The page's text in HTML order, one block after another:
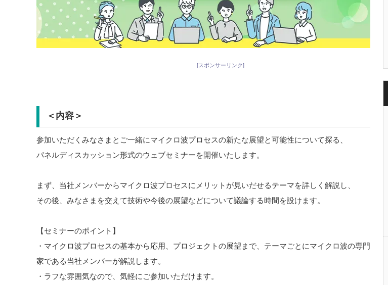
[スポンサーリンク]
＜内容＞
参加いただくみなさまとご一緒にマイクロ波プロセスの新たな展望と可能性について探る、
パネルディスカッション形式のウェブセミナーを開催いたします。
まず、当社メンバーからマイクロ波プロセスにメリットが見いだせるテーマを詳しく解説し、
その後、みなさまを交えて技術や今後の展望などについて議論する時間を設けます。
【セミナーのポイント】
・マイクロ波プロセスの基本から応用、プロジェクトの展望まで、テーマごとにマイクロ波の専門
家である当社メンバーが解説します。
・ラフな雰囲気なので、気軽にご参加いただけます。